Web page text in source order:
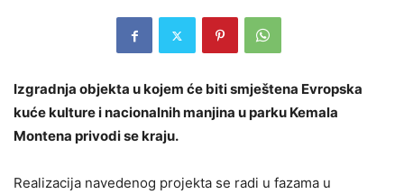
Izgradnja objekta u kojem će biti smještena Evropska
kuće kulture i nacionalnih manjina u parku Kemala
Montena privodi se kraju.
Realizacija navedenog projekta se radi u fazama u